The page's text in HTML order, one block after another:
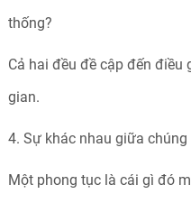
thống?
Cả hai đều đề cập đến
gian.
4. Sự khác nhau giữa chúng
Một phong tục là cái gì đó